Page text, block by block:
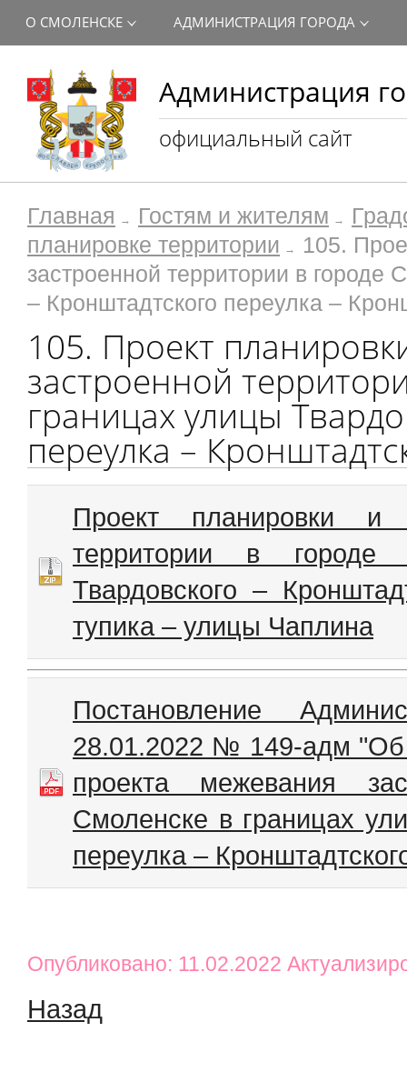
Администрация
официальный сайт
О СМОЛЕНСКЕ АДМИНИСТРАЦИЯ ГОРОДА
Главная Гостям и жителям
планировке территории
105.
застроенной территории в городе
– Кронштадтского переулка –
105. Проект
застроенной
границах улицы
переулка –
Проект планировки и
территории в
Твардовского –
тупика – улицы Чаплина
Постановление
28.01.2022 № 149-адм "Об
проекта межевания
Смоленске в границах
переулка –
Опубликовано: 11.02.2022
Назад